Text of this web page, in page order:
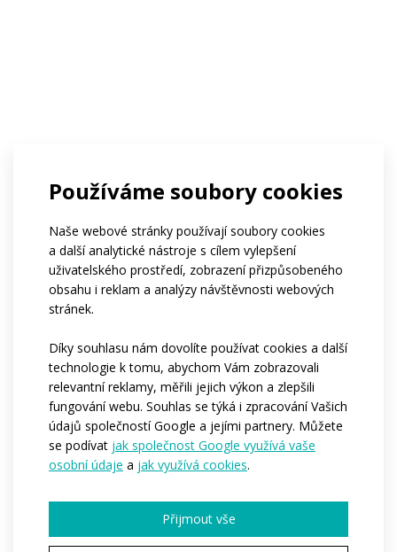
Používáme soubory cookies
Naše webové stránky používají soubory cookies
a další analytické nástroje s cílem vylepšení
uživatelského prostředí, zobrazení přizpůsobeného
obsahu i reklam a analýzy návštěvnosti webových
stránek.
Díky souhlasu nám dovolíte používat cookies a další
technologie k tomu, abychom Vám zobrazovali
relevantní reklamy, měřili jejich výkon a zlepšili
fungování webu. Souhlas se týká i zpracování Vašich
údajů společností Google a jejími partnery. Můžete
se podívat jak společnost Google využívá vaše
osobní údaje a jak využívá cookies.
Přijmout vše